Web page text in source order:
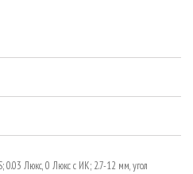
0.03 Люкс, 0 Люкс с ИК; 2.7-12 мм, угол